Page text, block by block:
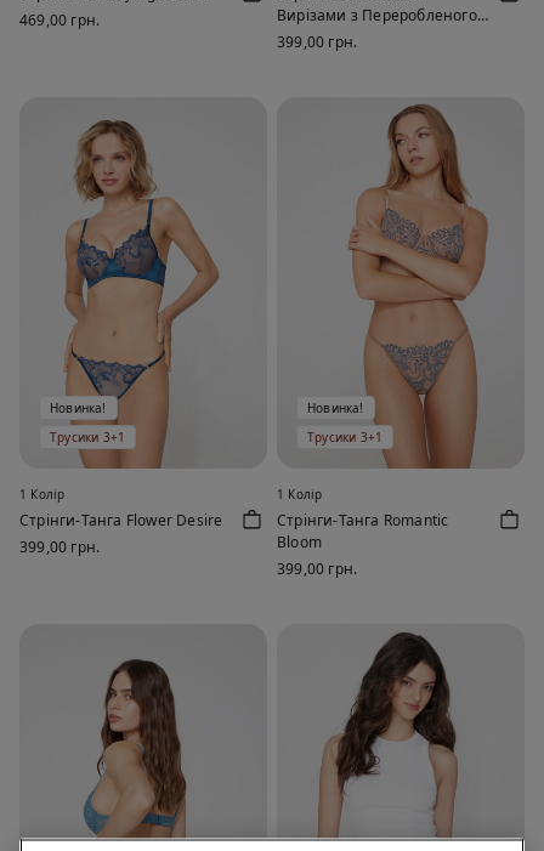
469,00 грн.
Вирізами з Переробленого
Мережива
399,00 грн.
Новинка!
Трусики 3+1
1 Колір
Стрінги-Танга Flower Desire
399,00 грн.
Новинка!
Трусики 3+1
1 Колір
Стрінги-Танга Romantic
Bloom
399,00 грн.